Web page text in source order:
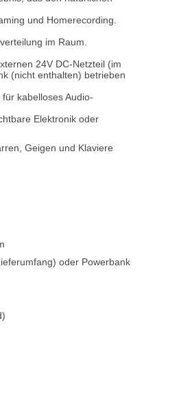
Blechblasinstrumente Premium
und Homerecording.
im Raum.
24V DC-Netzteil (im
(nicht enthalten) betrieben
kabelloses Audio-
Elektronik oder
Geigen und Klaviere
oder Powerbank